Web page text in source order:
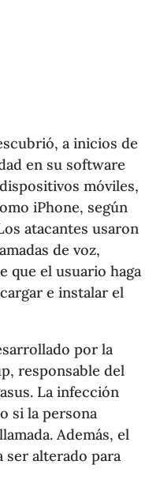
a inicios de
en su software
móviles,
iPhone, según
atacantes usaron
de voz,
que el usuario haga
e instalar el
por la
responsable del
La infección
si la persona
Además, el
ser alterado para